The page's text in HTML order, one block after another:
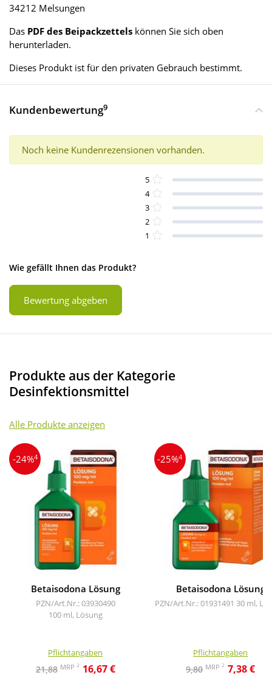
34212 Melsungen
Das PDF des Beipackzettels können Sie sich oben
herunterladen.
Dieses Produkt ist für den privaten Gebrauch bestimmt.
Kundenbewertung9
Noch keine Kundenrezensionen vorhanden.
5
4
3
2
1
Wie gefällt Ihnen das Produkt?
Bewertung abgeben
Produkte aus der Kategorie
Desinfektionsmittel
Alle Produkte anzeigen
-24%4
Betaisodona Lösung
PZN/Art.Nr.: 03930490
100 ml, Lösung
Pflichtangaben
21,88 MRP 2 16,67 €
-25%4
Betaisodona Lösung
PZN/Art.Nr.: 01931491 30 ml,
Pflichtangaben
9,80 MRP2 7,38 €